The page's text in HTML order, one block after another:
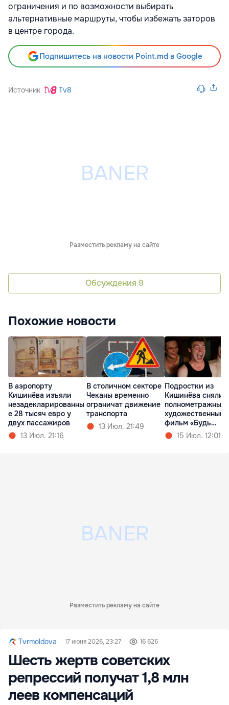
ограничения и по возможности выбирать
альтернативные маршруты, чтобы избежать заторов
в центре города.
Подпишитесь на новости Point.md в Google
Источник Tv8
Разместить рекламу на сайте
Обсуждения 9
Похожие новости
В аэропорту
Кишинёва изъяли
незадекларированны
е 28 тысяч евро у
двух пассажиров
13 Июл. 21:16
В столичном секторе
Чеканы временно
ограничат движение
транспорта
13 Июл. 21:49
Подростки из
Кишинёва сняли
полнометражный
художественный
фильм «Будь
Золотым»
15 Июл. 12:01
Разместить рекламу на сайте
Tvrmoldova 17 июня 2026, 23:27 16 626
Шесть жертв советских
репрессий получат 1,8 млн
леев компенсаций